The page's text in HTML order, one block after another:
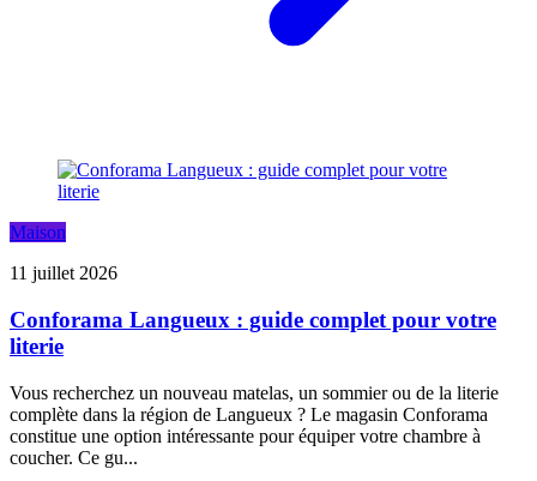
Maison
11 juillet 2026
Conforama Langueux : guide complet pour votre
literie
Vous recherchez un nouveau matelas, un sommier ou de la literie
complète dans la région de Langueux ? Le magasin Conforama
constitue une option intéressante pour équiper votre chambre à
coucher. Ce gu...